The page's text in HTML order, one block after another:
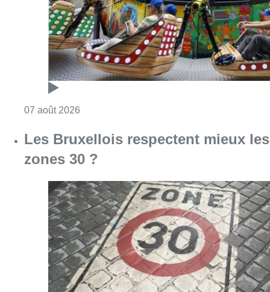
07 août 2026Consulter l'article "Les Bruxellois
Deux mineurs interpellés après un
commerce bruxellois